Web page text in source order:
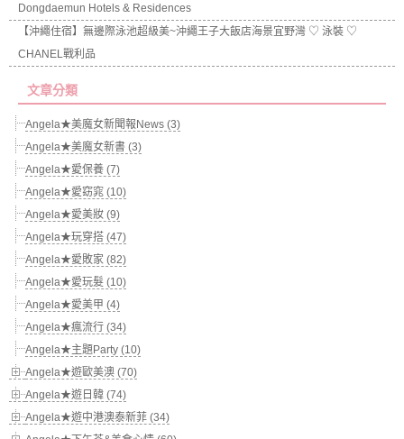
Dongdaemun Hotels & Residences
【沖繩住宿】無邊際泳池超級美~沖繩王子大飯店海景宜野灣 ♡ 泳裝 ♡
CHANEL戰利品
文章分類
Angela★美魔女新聞報News (3)
Angela★美魔女新書 (3)
Angela★愛保養 (7)
Angela★愛窈窕 (10)
Angela★愛美妝 (9)
Angela★玩穿搭 (47)
Angela★愛敗家 (82)
Angela★愛玩髮 (10)
Angela★愛美甲 (4)
Angela★瘋流行 (34)
Angela★主題Party (10)
Angela★遊歐美澳 (70)
Angela★遊日韓 (74)
Angela★遊中港澳泰新菲 (34)